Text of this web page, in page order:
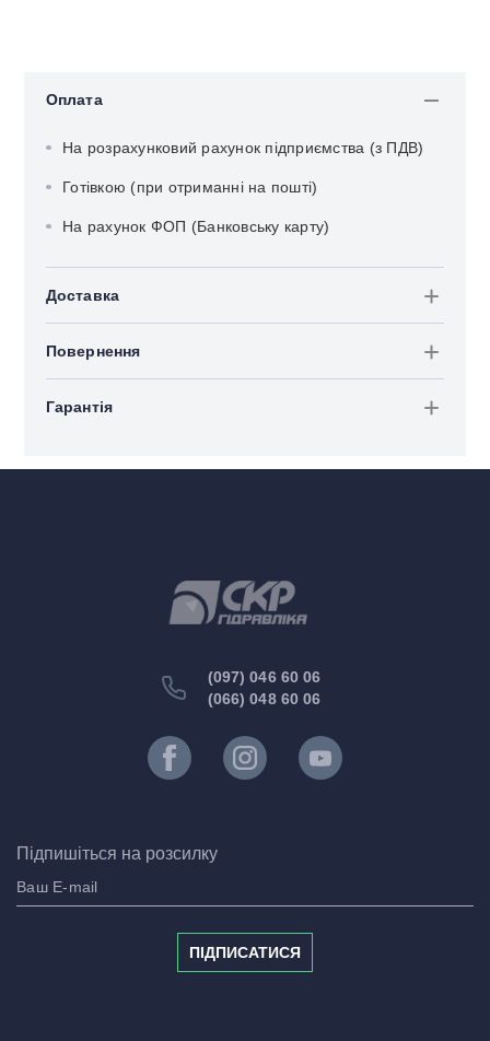
Оплата
На розрахунковий рахунок підприємства (з ПДВ)
Готівкою (при отриманні на пошті)
На рахунок ФОП (Банковську карту)
Доставка
Повернення
Гарантія
(097) 046 60 06
(066) 048 60 06
Підпишіться на розсилку
ПІДПИСАТИСЯ